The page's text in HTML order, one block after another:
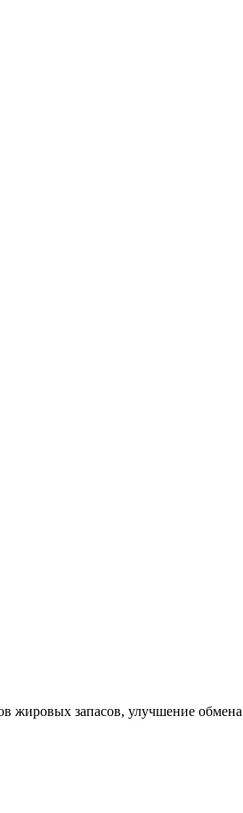
жировых запасов, улучшение